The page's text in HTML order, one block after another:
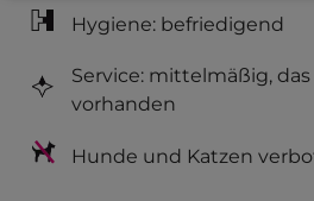
Hygiene: befriedigend
Service: mittelmäßig,
vorhanden
Hunde und Katzen